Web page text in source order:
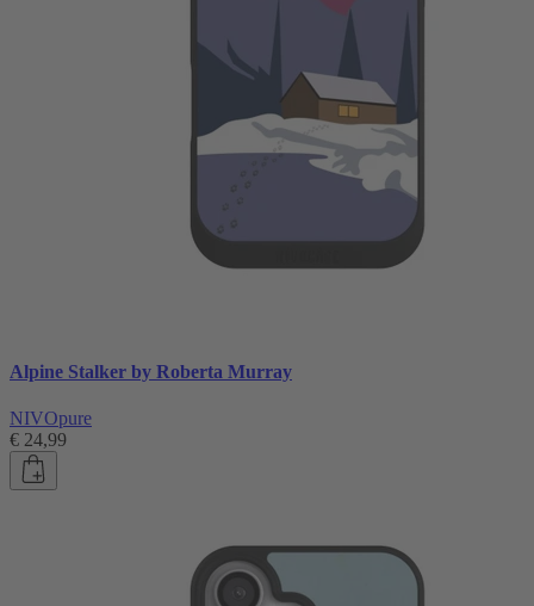
Alpine Stalker by Roberta Murray
NIVOpure
€ 24,99